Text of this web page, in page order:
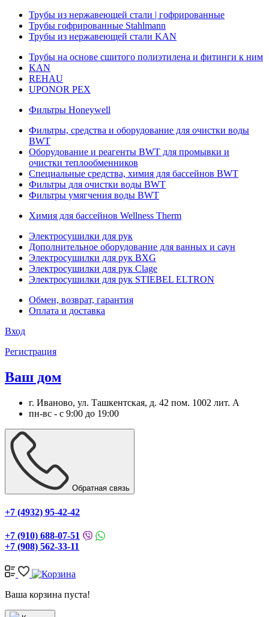
Трубы из нержавеющей стали | гофрированные
Трубы гофрированные Stahlmann
Трубы из нержавеющей стали KAN
Трубы на основе сшитого полиэтилена и фитинги к ним
KAN
REHAU
UPONOR PEX
Фильтры Honeywell
Фильтры, средства и оборудование для очистки воды
BWT
Оборудование и реагенты BWT для промывки и
очистки теплообменников
Специальные средства, химия для бассейнов BWT
Фильтры для очистки воды BWT
Фильтры умягчения воды BWT
Химия для бассейнов Wellness Therm
Электросушилки для рук
Дополнительное оборудование для ванных и саун
Электросушилки для рук BXG
Электросушилки для рук Clage
Электросушилки для рук STIEBEL ELTRON
Обмен, возврат, гарантия
Оплата и доставка
Вход
Регистрация
Ваш дом
г. Иваново, ул. Ташкентская, д. 42 пом. 1002 лит. А
пн-вс - с 9:00 до 19:00
Обратная связь
+7 (4932) 95-42-42
+7 (910) 688-07-51
+7 (908) 562-33-11
Ваша корзина пуста!